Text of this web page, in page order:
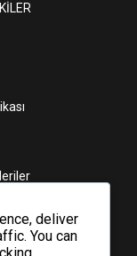
deliver
You can